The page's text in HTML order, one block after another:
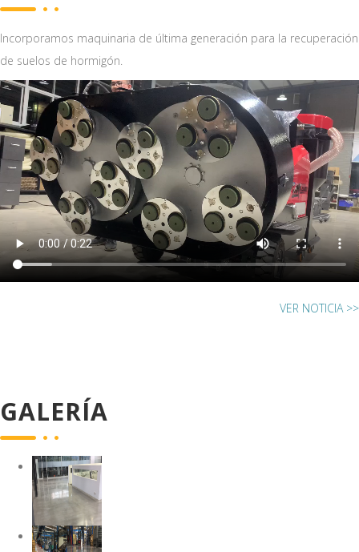
Incorporamos maquinaria de última generación para la recuperación
de suelos de hormigón.
VER NOTICIA >>
GALERÍA